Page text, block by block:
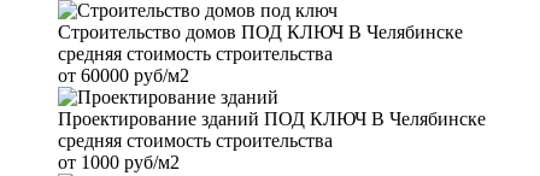
Строительство домов ПОД КЛЮЧ В Челябинске
средняя стоимость строительства
от 60000 руб/м2
Проектирование зданий ПОД КЛЮЧ В Челябинске
средняя стоимость строительства
от 1000 руб/м2